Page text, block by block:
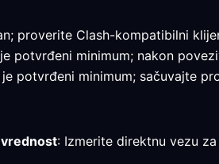
proverite Clash-kompatibilni
potvrđeni minimum; nakon
je potvrđeni minimum; sačuvajte
: Izmerite direktnu vezu